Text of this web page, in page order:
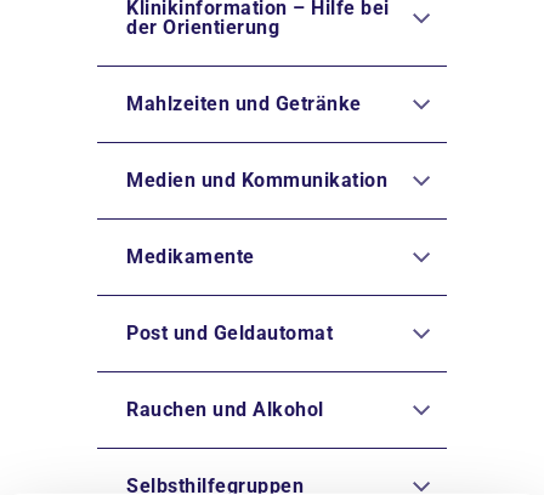
Klinikinformation – Hilfe bei
der Orientierung
Mahlzeiten und Getränke
Medien und Kommunikation
Medikamente
Post und Geldautomat
Rauchen und Alkohol
Selbsthilfegruppen